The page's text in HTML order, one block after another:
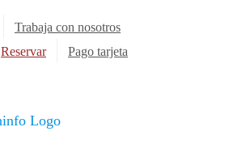
Trabaja con nosotros
Reservar
Pago tarjeta